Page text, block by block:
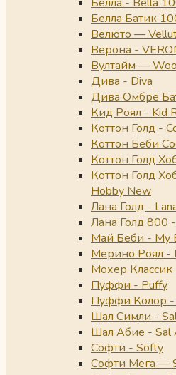
Белла Батик
Велюто —
Верона -
Вултайм —
Дива - Diva
Дива Омбре
Кид Роял - Kid
Коттон Голд -
Коттон Беби
Коттон Голд
Коттон Голд
Hobby New
Лана Голд -
Лана Голд 800
Май Беби - My
Мерино Роял -
Мохер
Пуффи - Puffy
Пуффи Колор -
Шал Симли -
Шал Абие - Sal
Софти - Softy
Софти Мега —